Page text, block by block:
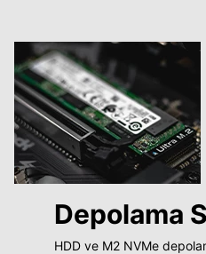
Depolama
HDD ve M2 NVMe